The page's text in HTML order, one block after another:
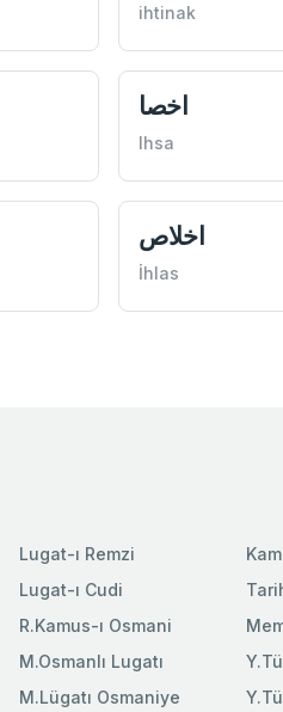
ihtinak
اخصا
Ihsa
اخلاص
İhlas
Lugat-ı Remzi
Lugat-ı Cudi
R.Kamus-ı Osmani
M.Osmanlı Lugatı
M.Lügatı Osmaniye